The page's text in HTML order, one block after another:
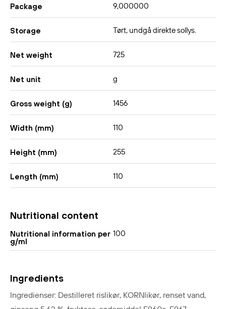
Package 9,000000
Storage Tørt, undgå direkte sollys.
Net weight 725
Net unit g
Gross weight (g) 1456
Width (mm) 110
Height (mm) 255
Length (mm) 110
Nutritional content
Nutritional information per
g/ml
100
Ingredients
Ingredienser: Destilleret rislikør, KORNlikør, renset vand,